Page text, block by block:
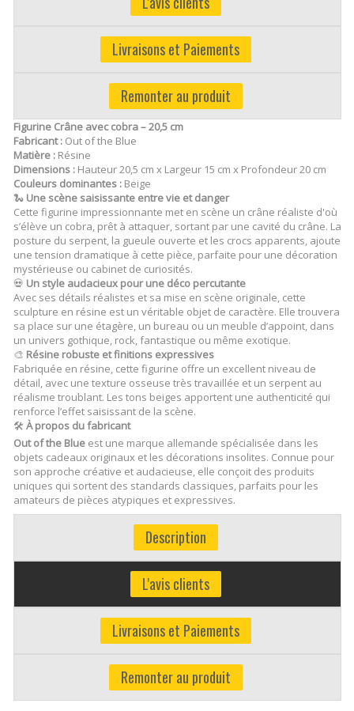
Livraisons et Paiements
Remonter au produit
Figurine Crâne avec cobra – 20,5 cm
Fabricant : Out of the Blue
Matière : Résine
Dimensions : Hauteur 20,5 cm x Largeur 15 cm x Profondeur 20 cm
Couleurs dominantes : Beige
🐍 Une scène saisissante entre vie et danger
Cette figurine impressionnante met en scène un crâne réaliste d'où
s’élève un cobra, prêt à attaquer, sortant par une cavité du crâne. La
posture du serpent, la gueule ouverte et les crocs apparents, ajoute
une tension dramatique à cette pièce, parfaite pour une décoration
mystérieuse ou cabinet de curiosités.
💀 Un style audacieux pour une déco percutante
Avec ses détails réalistes et sa mise en scène originale, cette
sculpture en résine est un véritable objet de caractère. Elle trouvera
sa place sur une étagère, un bureau ou un meuble d’appoint, dans
un univers gothique, rock, fantastique ou même exotique.
🎨 Résine robuste et finitions expressives
Fabriquée en résine, cette figurine offre un excellent niveau de
détail, avec une texture osseuse très travaillée et un serpent au
réalisme troublant. Les tons beiges apportent une authenticité qui
renforce l’effet saisissant de la scène.
🛠À propos du fabricant
Out of the Blue est une marque allemande spécialisée dans les
objets cadeaux originaux et les décorations insolites. Connue pour
son approche créative et audacieuse, elle conçoit des produits
uniques qui sortent des standards classiques, parfaits pour les
amateurs de pièces atypiques et expressives.
Description
L'avis clients
Livraisons et Paiements
Remonter au produit